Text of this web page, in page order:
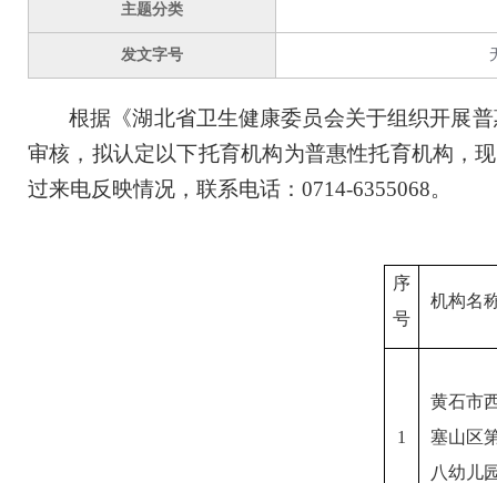
主题分类
发文字号
根据《湖北省卫生健康委员会关于组织开展
审核，拟认定以下托育机构为普惠性托育机构，
过来电反映情况，联系电话： 0714-6355068。
序
号
机构名
1
黄石市
塞山区
八幼儿